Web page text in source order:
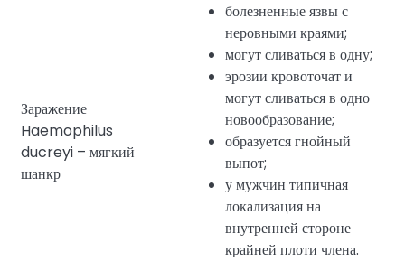
Заражение
Haemophilus
ducreyi – мягкий
шанкр
болезненные язвы с
неровными краями;
могут сливаться в одну;
эрозии кровоточат и
могут сливаться в одно
новообразование;
образуется гнойный
выпот;
у мужчин типичная
локализация на
внутренней стороне
крайней плоти члена.